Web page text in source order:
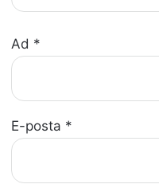
Ad *
E-posta *